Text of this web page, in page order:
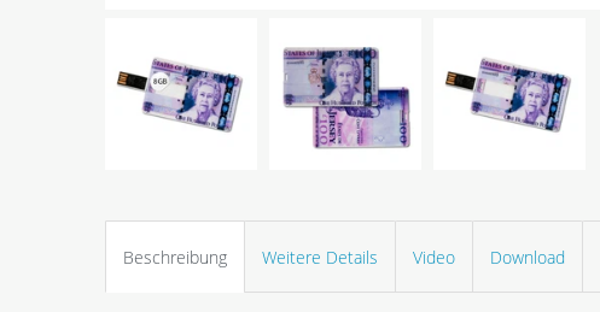
Beschreibung Weitere Details Video Download